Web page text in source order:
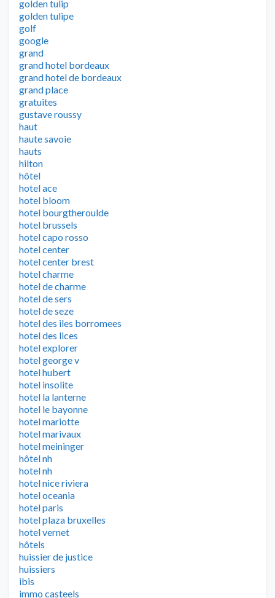
golden tulip
golden tulipe
golf
google
grand
grand hotel bordeaux
grand hotel de bordeaux
grand place
gratuites
gustave roussy
haut
haute savoie
hauts
hilton
hôtel
hotel ace
hotel bloom
hotel bourgtheroulde
hotel brussels
hotel capo rosso
hotel center
hotel center brest
hotel charme
hotel de charme
hotel de sers
hotel de seze
hotel des iles borromees
hotel des lices
hotel explorer
hotel george v
hotel hubert
hotel insolite
hotel la lanterne
hotel le bayonne
hotel mariotte
hotel marivaux
hotel meininger
hôtel nh
hotel nh
hotel nice riviera
hotel oceania
hotel paris
hotel plaza bruxelles
hotel vernet
hôtels
huissier de justice
huissiers
ibis
immo casteels